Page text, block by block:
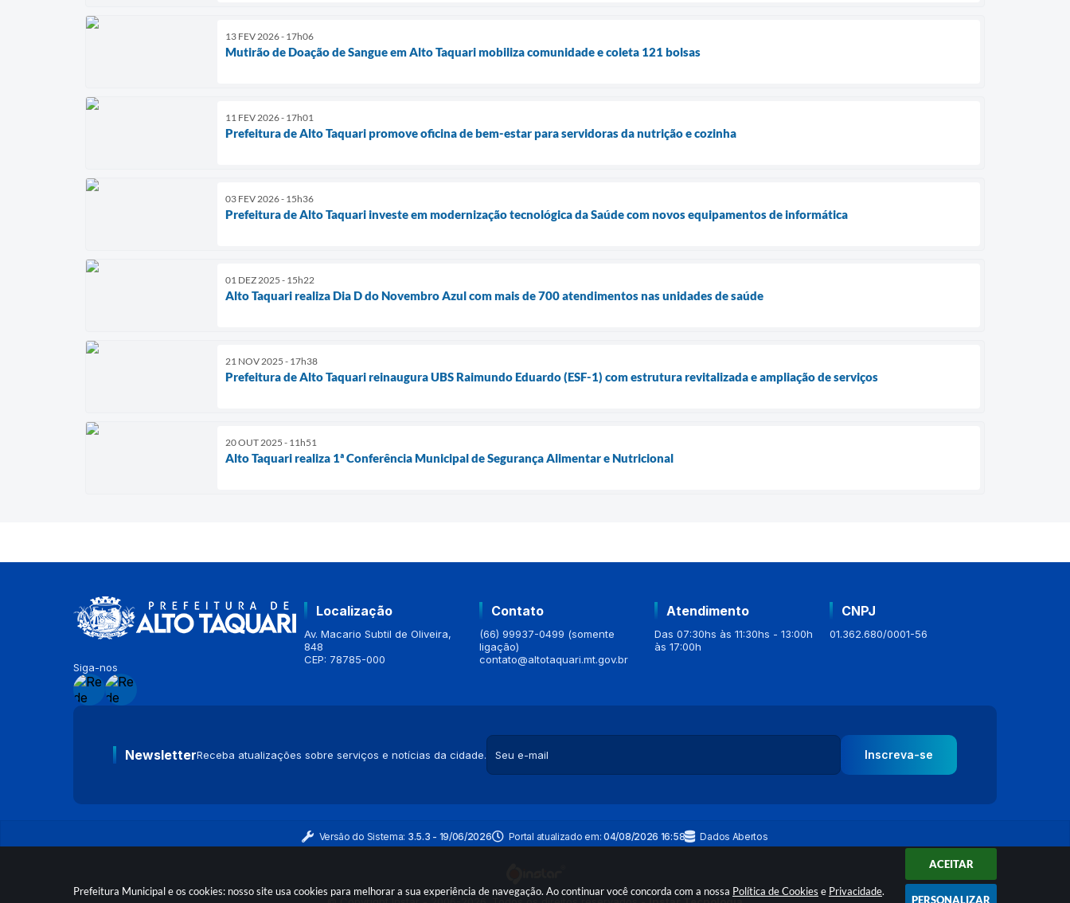
Prefeitura Municipal e os cookies: nosso site usa cookies para melhorar a sua experiência de navegação. Ao continuar você concorda com a nossa Política de Cookies e Privacidade.
ACEITAR
PERSONALIZAR
13 FEV 2026 - 17h06
Mutirão de Doação de Sangue em Alto Taquari mobiliza comunidade e coleta 121 bolsas
11 FEV 2026 - 17h01
Prefeitura de Alto Taquari promove oficina de bem-estar para servidoras da nutrição e cozinha
03 FEV 2026 - 15h36
Prefeitura de Alto Taquari investe em modernização tecnológica da Saúde com novos equipamentos de informática
01 DEZ 2025 - 15h22
Alto Taquari realiza Dia D do Novembro Azul com mais de 700 atendimentos nas unidades de saúde
21 NOV 2025 - 17h38
Prefeitura de Alto Taquari reinaugura UBS Raimundo Eduardo (ESF-1) com estrutura revitalizada e ampliação de serviços
20 OUT 2025 - 11h51
Alto Taquari realiza 1ª Conferência Municipal de Segurança Alimentar e Nutricional
Siga-nos
Localização
Av. Macario Subtil de Oliveira,
848
CEP: 78785-000
Contato
(66) 99937-0499 (somente
ligação)
contato@altotaquari.mt.gov.br
Atendimento
Das 07:30hs às 11:30hs - 13:00h
às 17:00h
CNPJ
01.362.680/0001-56
NewsletterReceba atualizações sobre serviços e notícias da cidade. Inscreva-se
Versão do Sistema: 3.5.3 - 19/06/2026 Portal atualizado em:04/08/2026 16:58 Dados Abertos